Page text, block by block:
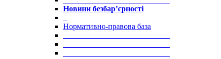
Новини безбар’єрності
Нормативно-правова база